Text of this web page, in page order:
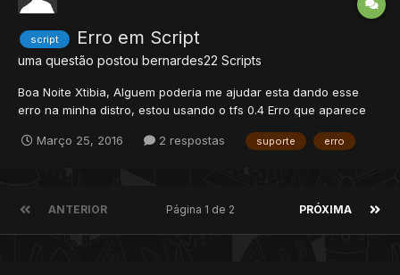
script Erro em Script
uma questão postou bernardes22 Scripts
Boa Noite Xtibia, Alguem poderia me ajudar esta dando esse
erro na minha distro, estou usando o tfs 0.4 Erro que aparece
data/spells/scripts/support/ultimate light.lua:onCastSpell
Março 25, 2016 2 respostas suporte erro
ANTERIOR PRÓXIMA
Página 1 de 2